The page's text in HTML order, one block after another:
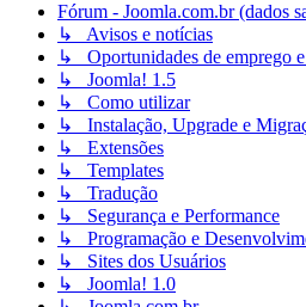
Fórum - Joomla.com.br (dados
↳ Avisos e notícias
↳ Oportunidades de emprego
↳ Joomla! 1.5
↳ Como utilizar
↳ Instalação, Upgrade e
↳ Extensões
↳ Templates
↳ Tradução
↳ Segurança e Performance
↳ Programação e
↳ Sites dos Usuários
↳ Joomla! 1.0